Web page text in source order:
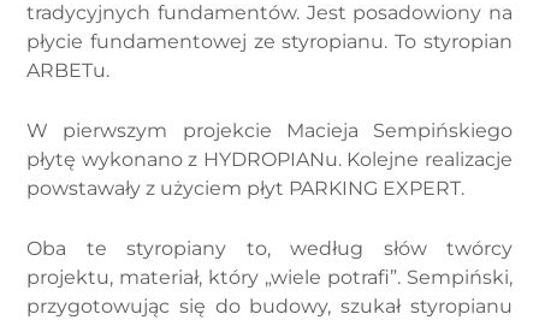
tradycyjnych fundamentów. Jest posadowiony na
płycie fundamentowej ze styropianu. To styropian
ARBETu.
W pierwszym projekcie Macieja Sempińskiego
płytę wykonano z HYDROPIANu. Kolejne realizacje
powstawały z użyciem płyt PARKING EXPERT.
Oba te styropiany to, według słów twórcy
projektu, materiał, który „wiele potrafi”. Sempiński,
przygotowując się do budowy, szukał styropianu